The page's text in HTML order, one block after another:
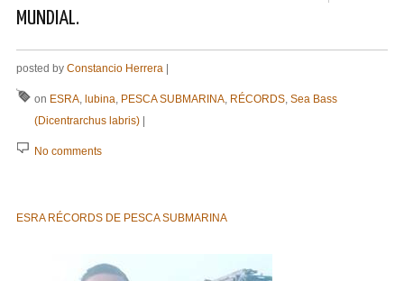
MUNDIAL.
posted by Constancio Herrera |
on ESRA, lubina PESCA SUBMARINA, RÉCORDS, Sea Bass
(Dicentrarchus labris)|
No comments
ESRA RÉCORDS DE PESCA SUBMARINA